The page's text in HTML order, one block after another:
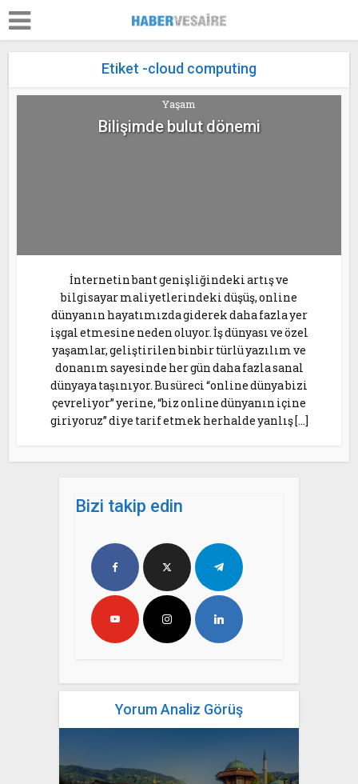
Etiket -cloud computing
Yaşam
Bilişimde bulut dönemi
İnternetin bant genişliğindeki artış ve
bilgisayar maliyetlerindeki düşüş, online
dünyanın hayatımızda giderek daha fazla yer
işgal etmesine neden oluyor. İş dünyası ve özel
yaşamlar, geliştirilen binbir türlü yazılım ve
donanım sayesinde her gün daha fazla sanal
dünyaya taşınıyor. Bu süreci “online dünya bizi
çevreliyor” yerine, “biz online dünyanın içine
giriyoruz” diye tarif etmek herhalde yanlış […]
Bizi takip edin
Yorum Analiz Görüş